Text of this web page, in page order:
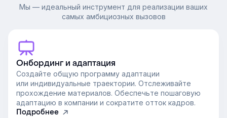
Мы — идеальный инструмент для реализации ваших
самых амбициозных вызовов
Онбординг и адаптация
Создайте общую программу адаптации
или индивидуальные траектории. Отслеживайте
прохождение материалов. Обеспечьте пошаговую
адаптацию в компании и сократите отток кадров.
Подробнее